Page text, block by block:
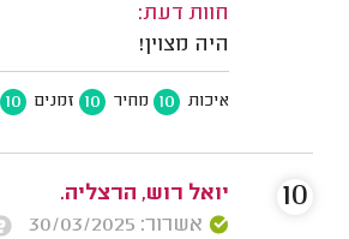
חוות דעת:
היה מצוין!
איכות 10 מחיר 10 זמנים 10
יואל רוש, הרצליה.
אשרור: 30/03/2025
10